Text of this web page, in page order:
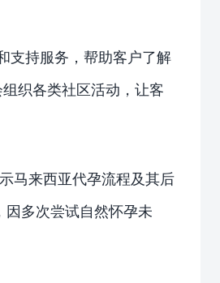
支持服务，帮助客户了解
织各类社区活动，让客
马来西亚代孕流程及其后
多次尝试自然怀孕未